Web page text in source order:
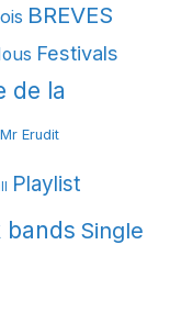
BREVES
Festivals
de la
Mr Erudit
Playlist
bands Single